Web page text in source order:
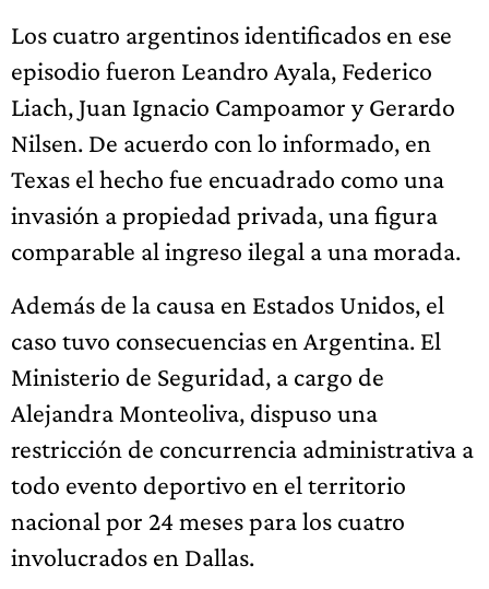
Los cuatro argentinos identificados en ese
episodio fueron Leandro Ayala, Federico
Liach, Juan Ignacio Campoamor y Gerardo
Nilsen. De acuerdo con lo informado, en
Texas el hecho fue encuadrado como una
invasión a propiedad privada, una figura
comparable al ingreso ilegal a una morada.
Además de la causa en Estados Unidos, el
caso tuvo consecuencias en Argentina. El
Ministerio de Seguridad, a cargo de
Alejandra Monteoliva, dispuso una
restricción de concurrencia administrativa a
todo evento deportivo en el territorio
nacional por 24 meses para los cuatro
involucrados en Dallas.